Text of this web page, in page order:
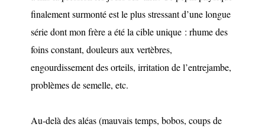
finalement surmonté est le plus stressant d’une longue
série dont mon frère a été la cible unique : rhume des
foins constant, douleurs aux vertèbres,
engourdissement des orteils, irritation de l’entrejambe,
problèmes de semelle, etc.
Au-delà des aléas (mauvais temps, bobos, coups de